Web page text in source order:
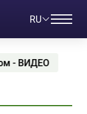
RU
Вера